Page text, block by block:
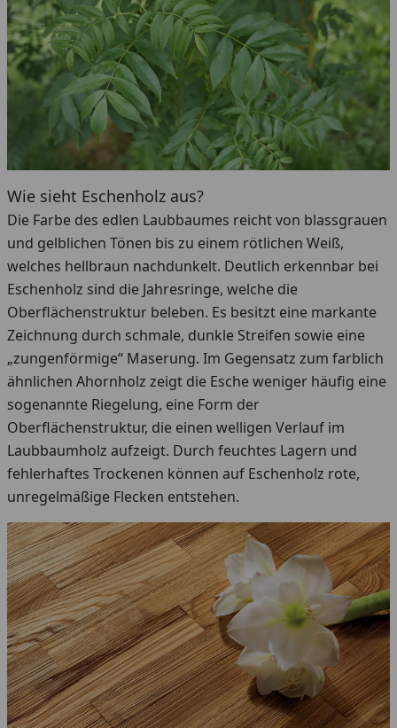
Wie sieht Eschenholz aus?
Die Farbe des edlen Laubbaumes reicht von blassgrauen
und gelblichen Tönen bis zu einem rötlichen Weiß,
welches hellbraun nachdunkelt. Deutlich erkennbar bei
Eschenholz sind die Jahresringe, welche die
Oberflächenstruktur beleben. Es besitzt eine markante
Zeichnung durch schmale, dunkle Streifen sowie eine
„zungenförmige“ Maserung. Im Gegensatz zum farblich
ähnlichen Ahornholz zeigt die Esche weniger häufig eine
sogenannte Riegelung, eine Form der
Oberflächenstruktur, die einen welligen Verlauf im
Laubbaumholz aufzeigt. Durch feuchtes Lagern und
fehlerhaftes Trockenen können auf Eschenholz rote,
unregelmäßige Flecken entstehen.